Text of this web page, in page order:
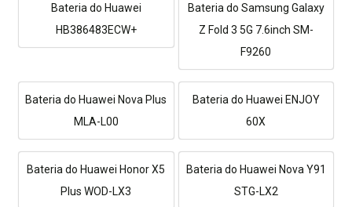
Bateria do Huawei
HB386483ECW+
Bateria do Samsung Galaxy
Z Fold 3 5G 7.6inch SM-
F9260
Bateria do Huawei Nova Plus
MLA-L00
Bateria do Huawei ENJOY
60X
Bateria do Huawei Honor X5
Plus WOD-LX3
Bateria do Huawei Nova Y91
STG-LX2